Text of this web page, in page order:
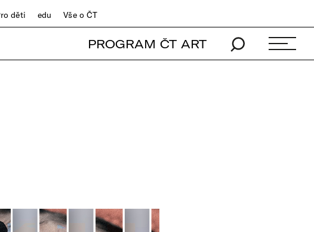
děti edu Vše o ČT
PROGRAM ČT ART